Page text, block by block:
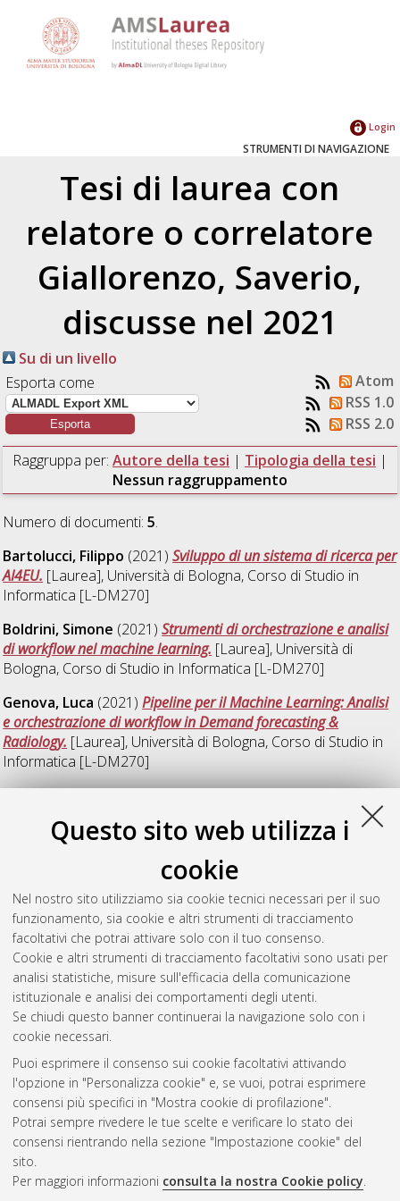
Questo sito web utilizza i
cookie
Nel nostro sito utilizziamo sia cookie tecnici necessari per il suo
funzionamento, sia cookie e altri strumenti di tracciamento
facoltativi che potrai attivare solo con il tuo consenso.
Cookie e altri strumenti di tracciamento facoltativi sono usati per
analisi statistiche, misure sull'efficacia della comunicazione
istituzionale e analisi dei comportamenti degli utenti.
Se chiudi questo banner continuerai la navigazione solo con i
cookie necessari.
Puoi esprimere il consenso sui cookie facoltativi attivando
l'opzione in "Personalizza cookie" e, se vuoi, potrai esprimere
consensi più specifici in "Mostra cookie di profilazione".
Potrai sempre rivedere le tue scelte e verificare lo stato dei
consensi rientrando nella sezione "Impostazione cookie" del
sito.
Per maggiori informazioni consulta la nostra Cookie policy.
Login
STRUMENTI DI NAVIGAZIONE
Tesi di laurea con
relatore o correlatore
Giallorenzo, Saverio,
discusse nel 2021
Su di un livello
Esporta come
Atom
RSS 1.0
RSS 2.0
Raggruppa per: Autore della tesi | Tipologia della tesi |
Nessun raggruppamento
Numero di documenti:5.
Bartolucci, Filippo (2021)Sviluppo di un sistema di ricerca per
AI4EU. [Laurea], Università di Bologna, Corso di Studio in
Informatica [L-DM270]
Boldrini, Simone (2021)Strumenti di orchestrazione e analisi
di workflow nel machine learning. [Laurea], Università di
Bologna, Corso di Studio in Informatica [L-DM270]
Genova, Luca (2021)Pipeline per il Machine Learning: Analisi
e orchestrazione di workflow in Demand forecasting &
Radiology. [Laurea], Università di Bologna, Corso di Studio in
Informatica [L-DM270]
Tomasone, Marco Benito(2021)Pipeline per il Machine
Learning: Analisi dei workflow e framework per l’orchestrazione
i casi Recommendation System e Face2Face Traslation.
, Documento full-text non disponibile
Trentin, Matteo(2021) Topology-based Scheduling in
Serverless Computing Platforms. [Laurea magistrale],
Università di Bologna, Corso di Studio inInformatica [LM-
DM270]
Questa lista e' stata generata ilFri Aug 7 03:31:10 2026 CEST
Atom
Rss 1.0
Rss 2.0
AMS Laurea